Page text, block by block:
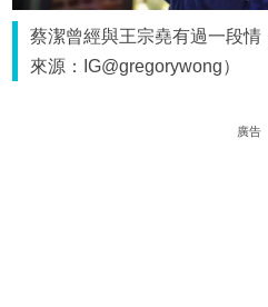
蔡潔曾經與王宗堯有過一段
來源：IG@gregorywong）
廣告